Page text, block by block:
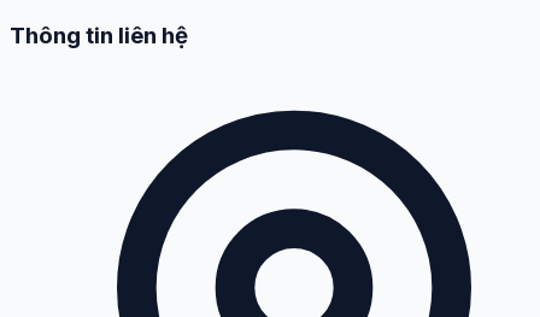
Thông tin liên hệ